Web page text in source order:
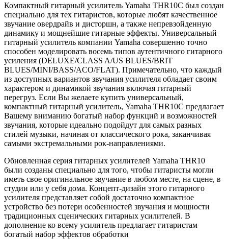
Компактный гитарный усилитель Yamaha THR10С был создан
специально для тех гитаристов, которые любят качественное
звучание овердрайв и дисторшн, а также непревзойденную
динамику и мощнейшие гитарные эффекты. Универсальный
гитарный усилитель компании Yamaha совершенно точно
способен моделировать восемь типов аутентичного гитарного
усиления (DELUXE/CLASS A/US BLUES/BRIT
BLUES/MINI/BASS/ACO/FLAT). Примечательно, что каждый
из доступных вариантов звучания усилителя обладает своим
характером и динамикой звучания включая гитарный
перегруз. Если Вы желаете купить универсальный,
компактный гитарный усилитель, Yamaha THR10С предлагает
Вашему вниманию богатый набор функций и возможностей
звучания, которые идеально подойдут для самых разных
стилей музыки, начиная от классического рока, заканчивая
самыми экстремальными рок-направлениями.
Обновленная серия гитарных усилителей Yamaha THR10
были созданы специально для того, чтобы гитаристы могли
иметь свое оригинальное звучание в любом месте, на сцене, в
студии или у себя дома. Концепт-дизайн этого гитарного
усилителя представляет собой достаточно компактное
устройство без потери особенностей звучания и мощности
традиционных сценических гитарных усилителей. В
дополнение ко всему усилитель предлагает гитаристам
богатый набор эффектов обработки